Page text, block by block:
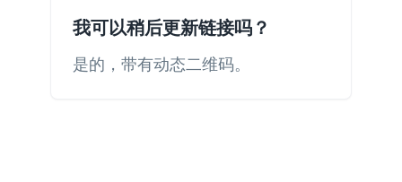
我可以稍后更新链接吗？
是的，带有动态二维码。